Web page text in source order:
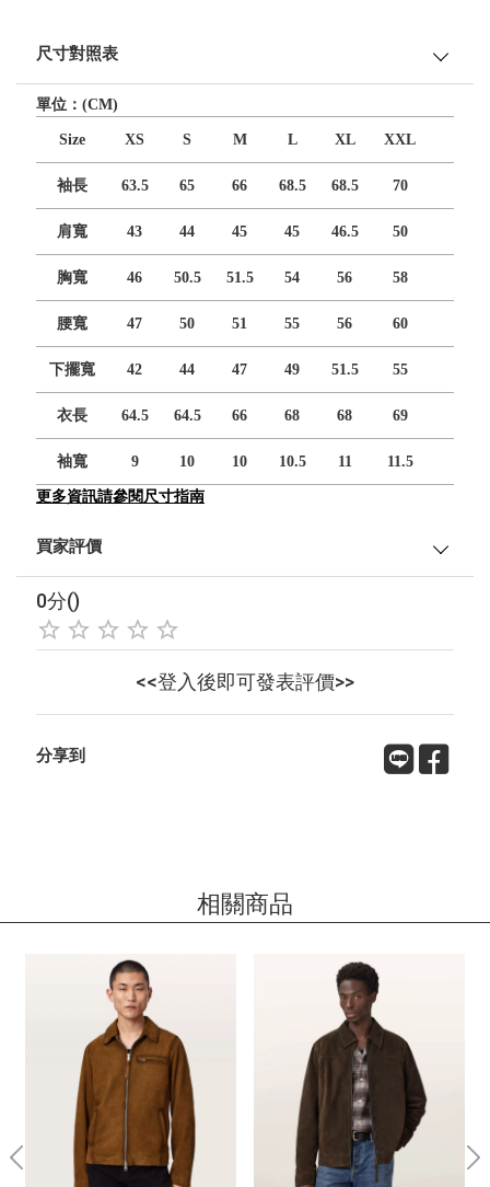
尺寸對照表
單位：(CM)
Size XS S M L XL XXL
袖長 63.5 65 66 68.5 68.5 70
肩寬 43 44 45 45 46.5 50
胸寬 46 50.5 51.5 54 56 58
腰寬 47 50 51 55 56 60
下擺寬 42 44 47 49 51.5 55
衣長 64.5 64.5 66 68 68 69
袖寬 9 10 10 10.5 11 11.5
更多資訊請參閱尺寸指南
買家評價
0分()
<<登入後即可發表評價>>
分享到
相關商品